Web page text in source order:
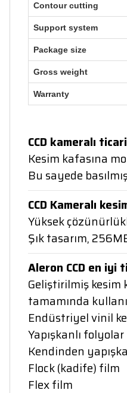
Contour cutting
Support system
Package size
Gross weight
Warranty
CCD kameralı
Kesim kafasına
Bu sayede
CCD Kameralı
Yüksek
Şık tasarım,
Aleron CCD en iyi
Geliştirilmiş
tamamında
Endüstriyel vinil
Yapışkanlı folyolar
Kendinden
Flock (kadife) film
Flex film